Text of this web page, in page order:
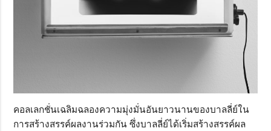
คอลเลกชั่นเฉลิมฉลองความมุ่งมั่นอันยาวนานของบาลลี่ย์ใน
การสร้างสรรค์ผลงานร่วมกัน ซึ่งบาลลี่ย์ได้เริ่มสร้างสรรค์ผล